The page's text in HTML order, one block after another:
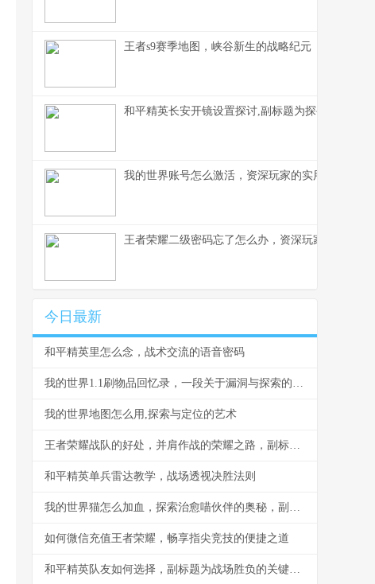
王者s9赛季地图，峡谷新生的战略纪元
和平精英长安开镜设置探讨,副标题为探寻精准射击
我的世界账号怎么激活，资深玩家的实用指南
王者荣耀二级密码忘了怎么办，资深玩家的找回指
今日最新
和平精英里怎么念，战术交流的语音密码
我的世界1.1刷物品回忆录，一段关于漏洞与探索的独特旅程
我的世界地图怎么用,探索与定位的艺术
王者荣耀战队的好处，并肩作战的荣耀之路，副标题，团队力量如何塑造更强大的玩家
和平精英单兵雷达教学，战场透视决胜法则
我的世界猫怎么加血，探索治愈喵伙伴的奥秘，副标题，资深玩家的爱心疗愈指南
如何微信充值王者荣耀，畅享指尖竞技的便捷之道
和平精英队友如何选择，副标题为战场胜负的关键抉择